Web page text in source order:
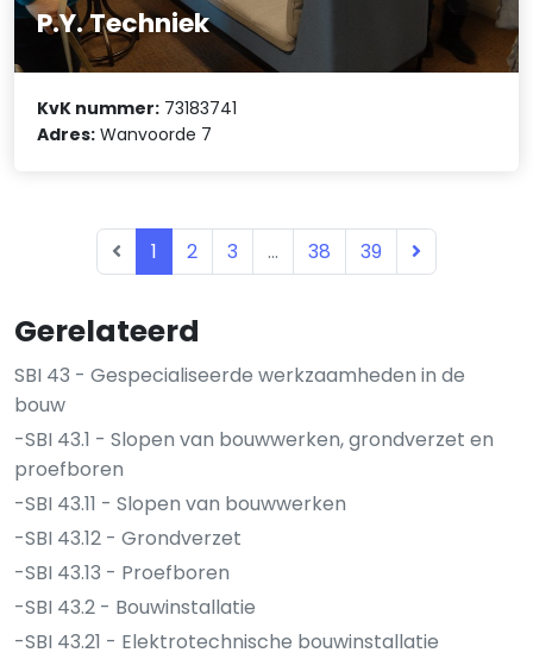
Gerelateerd
SBI 43 - Gespecialiseerde werkzaamheden in de
bouw
-SBI 43.1 - Slopen van bouwwerken, grondverzet en
proefboren
-SBI 43.11 - Slopen van bouwwerken
-SBI 43.12 - Grondverzet
-SBI 43.13 - Proefboren
-SBI 43.2 - Bouwinstallatie
-SBI 43.21 - Elektrotechnische bouwinstallatie
P.Y. Techniek
KvK nummer: 73183741
Adres: Wanvoorde 7
1 2 3 ... 38 39